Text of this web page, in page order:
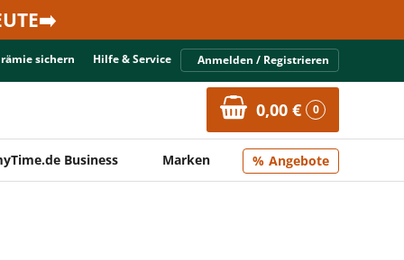
sichern Hilfe & Service Anmelden / Registrieren
0,00 € 0
Business Marken Angebote